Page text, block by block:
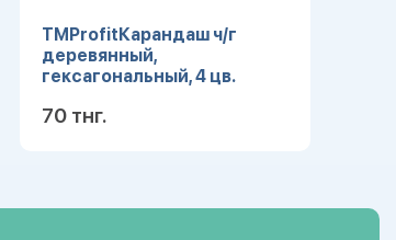
TMProfitКарандаш ч/г
деревянный,
гексагональный, 4 цв.
70 тнг.